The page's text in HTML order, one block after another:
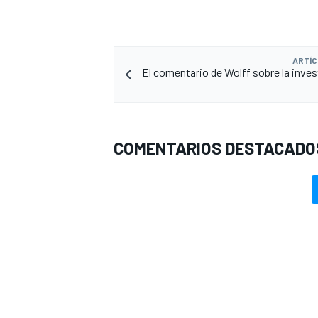
El comentario de Wolff sobre la
COMENTARIOS